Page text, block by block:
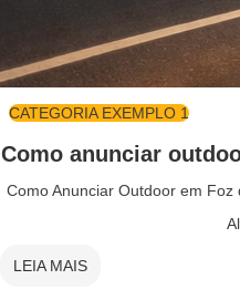
CATEGORIA EXEMPLO 1
Como anunciar
Como Anunciar Outdoor em
LEIA MAIS